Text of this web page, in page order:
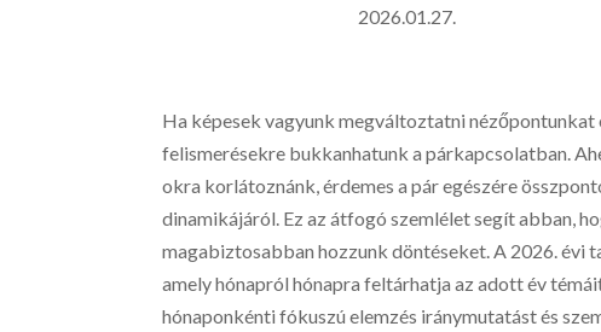
2026.01.27.
Ha képesek vagyunk megváltoztatni
felismerésekre bukkanhatunk a párkapcsolatban.
okra korlátoznánk, érdemes a pár egészére
dinamikájáról. Ez az átfogó szemlélet segít abban,
magabiztosabban hozzunk döntéseket. A 2026. évi
amely hónapról hónapra feltárhatja az adott év
hónaponkénti fókuszú elemzés iránymutatást és